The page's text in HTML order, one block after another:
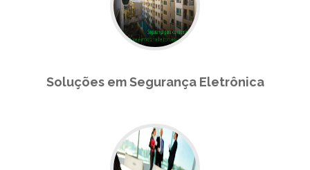
Soluções em Segurança Eletrônica